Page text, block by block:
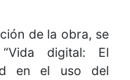
de la obra, se
digital: El
en el uso del